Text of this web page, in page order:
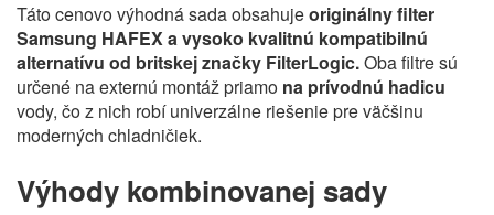
Táto cenovo výhodná sada obsahujeoriginálny filter
Samsung HAFEX a vysoko kvalitnú kompatibilnú
alternatívu od britskej značky FilterLogic.Oba filtre sú
určené na externú montáž priamo na prívodnú hadicu
vody, čo z nich robí univerzálne riešenie pre väčšinu
moderných chladničiek.
Výhody kombinovanej sady